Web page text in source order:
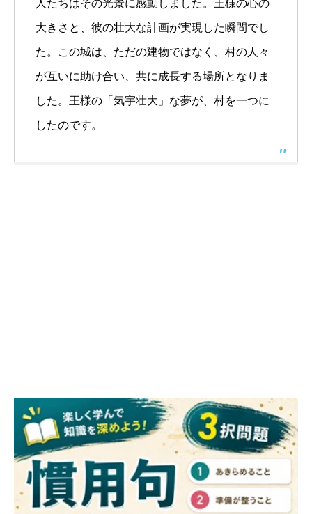
人たちはその光景に感動しました。王様の心の
大きさと、彼の壮大な計画が実現した瞬間でし
た。この城は、ただの建物ではなく、村の人々
が互いに助け合い、共に成長する場所となりま
した。王様の「気宇壮大」な夢が、村を一つに
したのです。